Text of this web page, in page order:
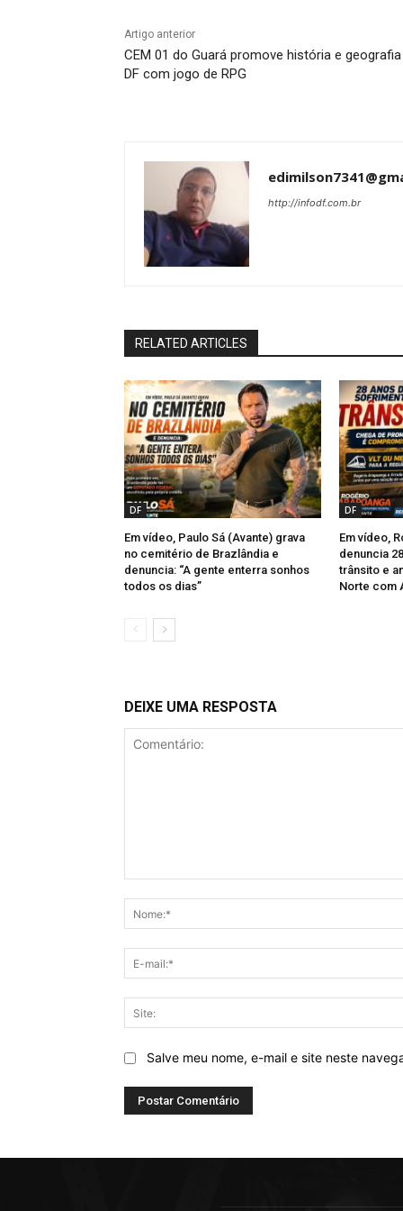
Artigo anterior
CEM 01 do Guará promove história e
DF com jogo de RPG
http://infodf.com.br
RELATED ARTICLES
DF
Em vídeo, Paulo Sá (Avante) grava
no cemitério de Brazlândia e
denuncia: “A gente enterra sonhos
todos os dias”
DF
Em vídeo,
denuncia
trânsito e
Norte com
DEIXE UMA RESPOSTA
Salve meu nome, e-mail e site neste